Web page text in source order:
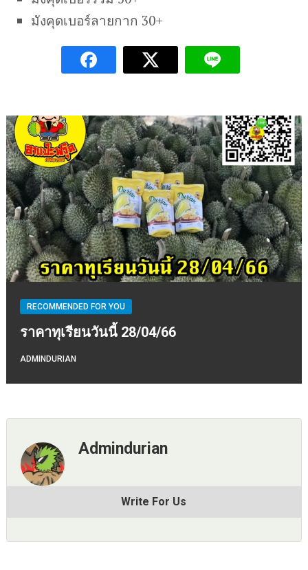
มังคุดเบอร์ลายกาก 30+
RECOMMENDED FOR YOU
ราคาทุเรียนวันนี้ 28/04/66
ADMINDURIAN
Admindurian
Write For Us